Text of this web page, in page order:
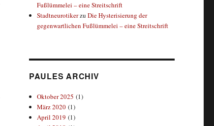
Fußlümmelei – eine Streitschrift
StadtneurotikerzuDie Hysterisierung der
gegenwartlichen Fußlümmelei – eine Streitschrift
PAULES ARCHIV
Oktober 2025 (1)
März 2020 (1)
April 2019 (1)